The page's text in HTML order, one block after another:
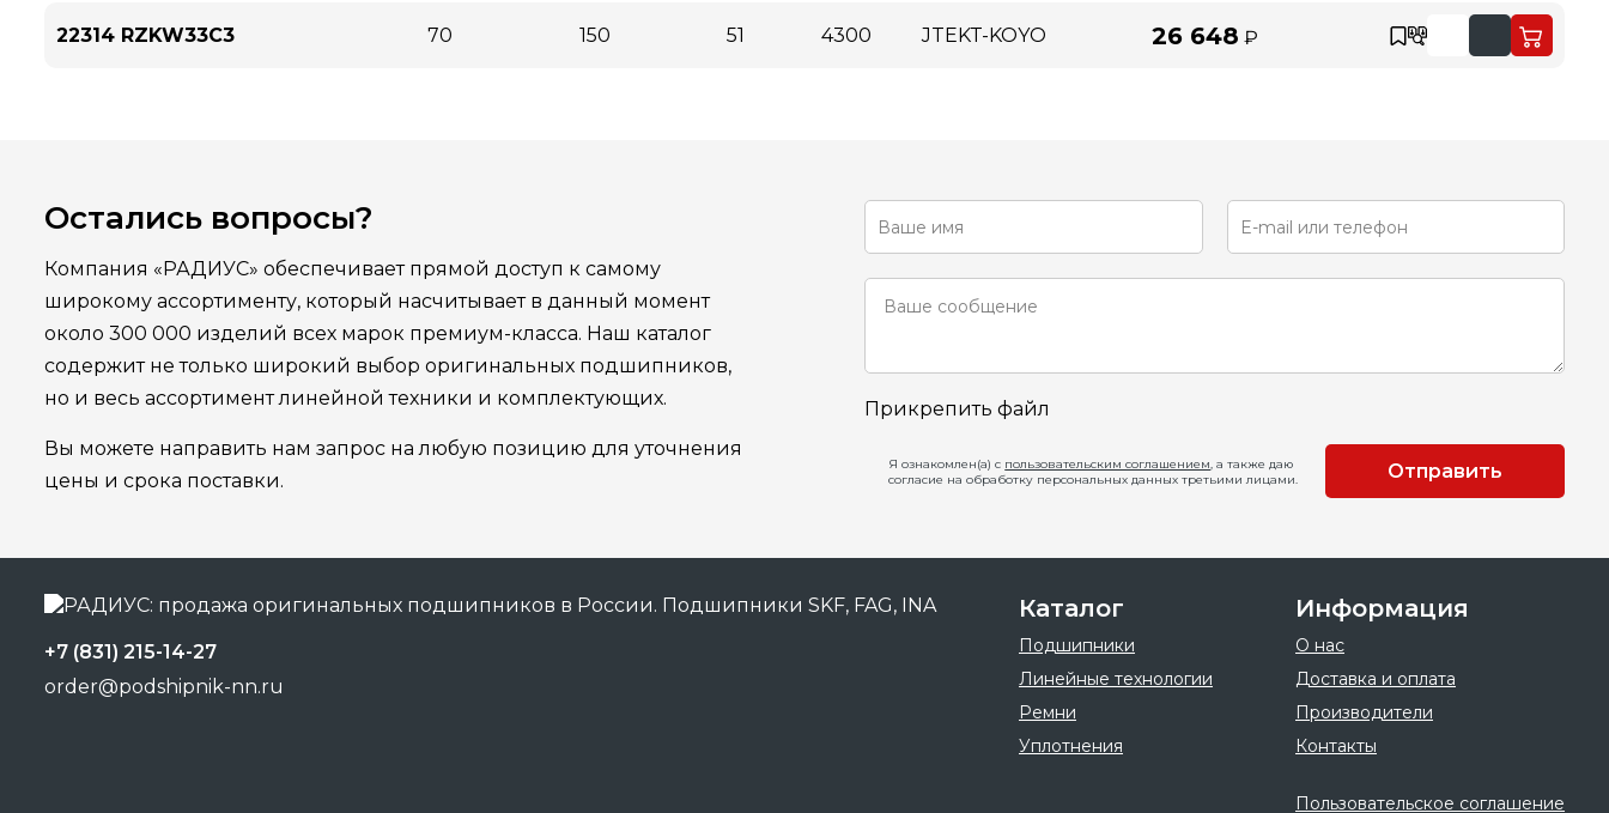
22314 RZKW33C3 70 150 51 4300 JTEKT-KOYO 26 648 ₽
Остались вопросы?
Компания «РАДИУС» обеспечивает прямой доступ к самому
широкому ассортименту, который насчитывает в данный момент
около 300 000 изделий всех марок премиум-класса. Наш каталог
содержит не только широкий выбор оригинальных подшипников,
но и весь ассортимент линейной техники и комплектующих.
Вы можете направить нам запрос на любую позицию для уточнения
цены и срока поставки.
Прикрепить файл
Я ознакомлен(а) с пользовательским соглашением , а также даю
согласие на обработку персональных данных третьими лицами.
Отправить
+7 (831) 215-14-27
order@podshipnik-nn.ru
Каталог
Подшипники
Линейные технологии
Ремни
Уплотнения
Информация
О нас
Доставка и оплата
Производители
Контакты
Пользовательское соглашение